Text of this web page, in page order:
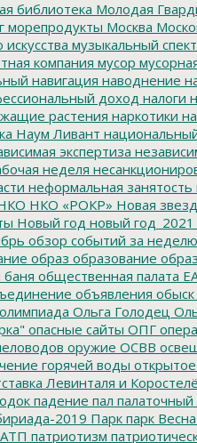
библиотека Молодая
морепродукты Москва
музыкальный
компания мусор
навигация наводнение
доход налоги
растения наркотики
Наум Ливант
экспертиза
неделя
неформальная занятость
НКО «РОКР» Новая
Новый год новый год_2021
обзор событий за неделю
образ образование
общественная палата
объявления обыск
олимпиада Ольга Голодец
опасные сайты ОПГ
оружие ОСВВ
горячей воды
Левинталя и
падение пал палаточный
2019 Парк парк Весна
патриотизм